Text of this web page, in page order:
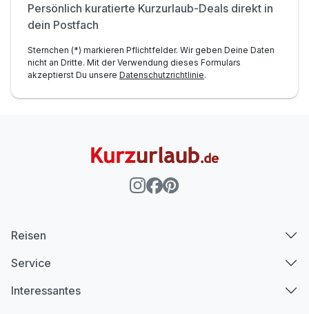
Persönlich kuratierte Kurzurlaub-Deals direkt in
dein Postfach
Sternchen (*) markieren Pflichtfelder. Wir geben Deine Daten
nicht an Dritte. Mit der Verwendung dieses Formulars
akzeptierst Du unsere Datenschutzrichtlinie.
Reisen
Service
Interessantes